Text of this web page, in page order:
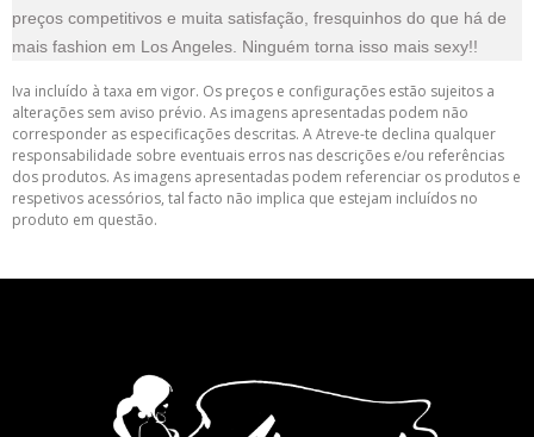
preços competitivos e muita satisfação, fresquinhos do que há de
mais fashion em Los Angeles. Ninguém torna isso mais sexy!!
Iva incluído à taxa em vigor. Os preços e configurações estão sujeitos a
alterações sem aviso prévio. As imagens apresentadas podem não
corresponder as especificações descritas. A Atreve-te declina qualquer
responsabilidade sobre eventuais erros nas descrições e/ou referências
dos produtos. As imagens apresentadas podem referenciar os produtos e
respetivos acessórios, tal facto não implica que estejam incluídos no
produto em questão.